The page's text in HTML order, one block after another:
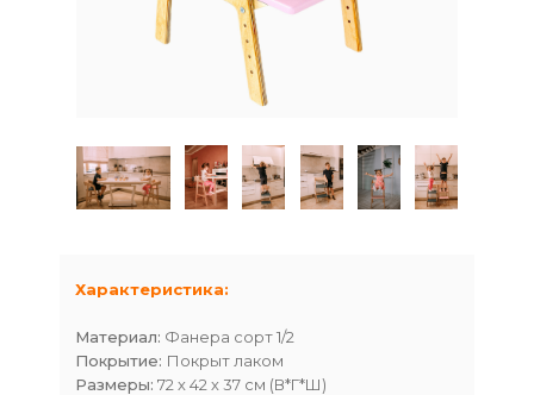
Характеристика:
Материал: Фанера сорт 1/2
Покрытие: Покрыт лаком
Размеры: 72 х 42 х 37 см (В*Г*Ш)